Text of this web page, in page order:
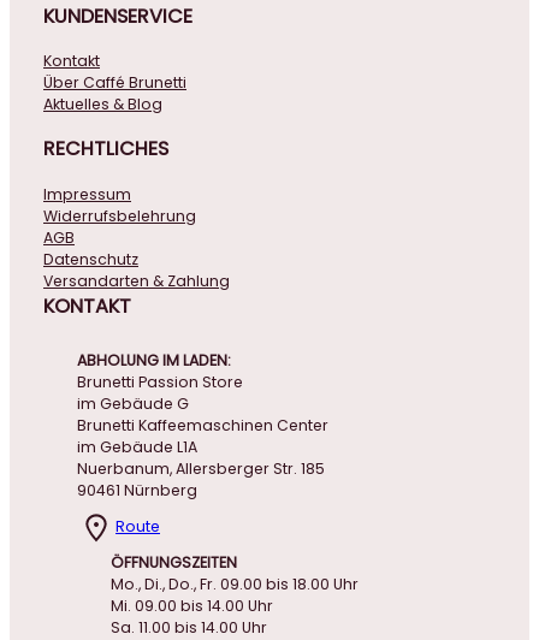
KUNDENSERVICE
Kontakt
Über Caffé Brunetti
Aktuelles & Blog
RECHTLICHES
Impressum
Widerrufsbelehrung
AGB
Datenschutz
Versandarten & Zahlung
KONTAKT
ABHOLUNG IM LADEN:
Brunetti Passion Store
im Gebäude G
Brunetti Kaffeemaschinen Center
im Gebäude L1A
Nuerbanum, Allersberger Str. 185
90461 Nürnberg
Route
ÖFFNUNGSZEITEN
Mo., Di., Do., Fr. 09.00 bis 18.00 Uhr
Mi. 09.00 bis 14.00 Uhr
Sa. 11.00 bis 14.00 Uhr